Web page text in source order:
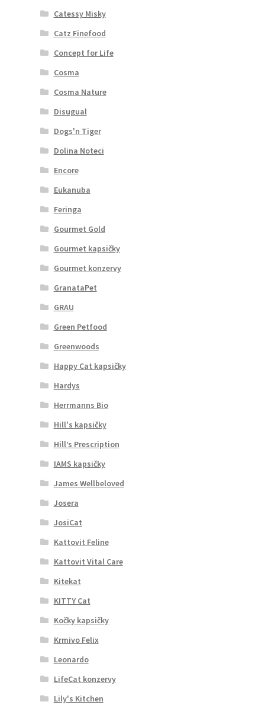
Catessy Misky
Catz Finefood
Concept for Life
Cosma
Cosma Nature
Disugual
Dogs'n Tiger
Dolina Noteci
Encore
Eukanuba
Feringa
Gourmet Gold
Gourmet kapsičky
Gourmet konzervy
GranataPet
GRAU
Green Petfood
Greenwoods
Happy Cat kapsičky
Hardys
Herrmanns Bio
Hill's kapsičky
Hill’s Prescription
IAMS kapsičky
James Wellbeloved
Josera
JosiCat
Kattovit Feline
Kattovit Vital Care
Kitekat
KITTY Cat
Kočky kapsičky
Krmivo Felix
Leonardo
LifeCat konzervy
Lily's Kitchen